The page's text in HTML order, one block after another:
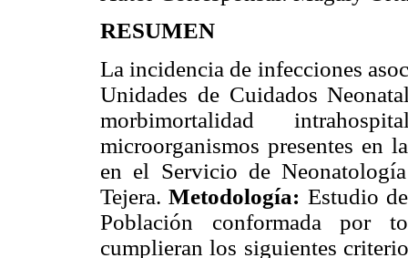
RESUMEN
La incidencia de infecciones
Unidades de Cuidados
morbimortalidad
microorganismos presentes en
en el Servicio de
Tejera.Metodología: Estudio
Población conformada por
cumplieran los siguientes